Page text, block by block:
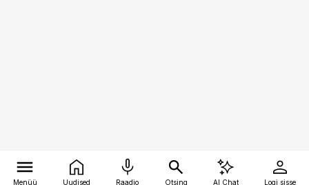
Menüü Uudised Raadio Otsing AI Chat Logi sisse